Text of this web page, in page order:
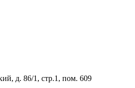
д. 86/1, стр.1, пом. 609